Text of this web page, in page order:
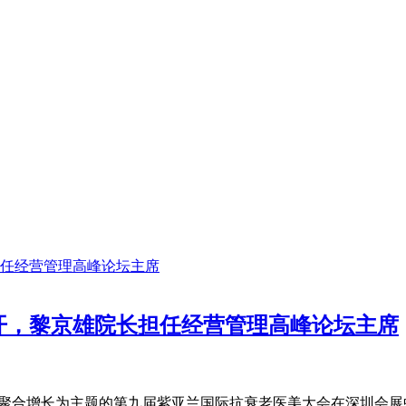
黎京雄院长担任经营管理高峰论坛主席